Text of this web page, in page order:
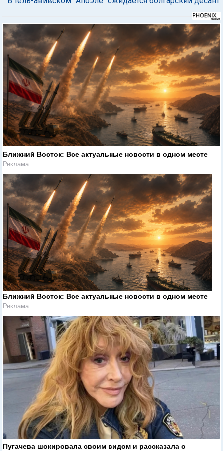
Ближний Восток: Все актуальные новости в одном месте
Реклама
Ближний Восток: Все актуальные новости в одном месте
Реклама
Пугачева шокировала своим видом и рассказала о